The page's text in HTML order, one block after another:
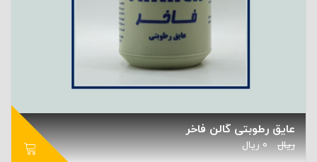
عایق رطوبتی گالن فاخر
ریال 0 ریال